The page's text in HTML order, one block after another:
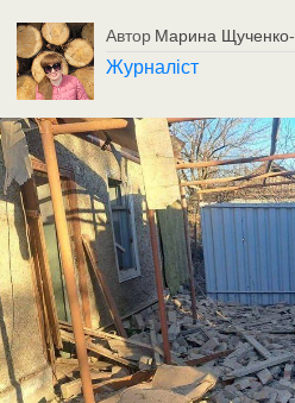
Автор Марина Щученко-
Журналіст